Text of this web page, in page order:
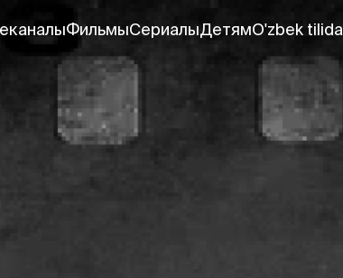
ФильмыСериалыДетямO'zbek tilida